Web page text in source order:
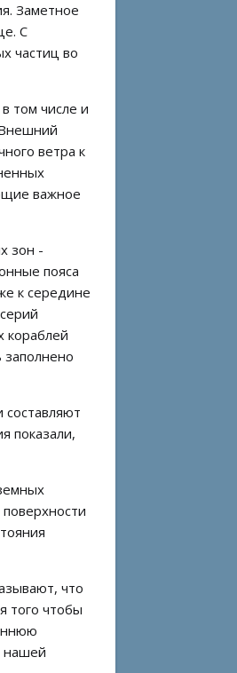
Заметное
С
частиц во
том числе и
ветра к
важное
зон -
пояса
к середине
кораблей
заполнено
составляют
показали,
что
того чтобы
нашей